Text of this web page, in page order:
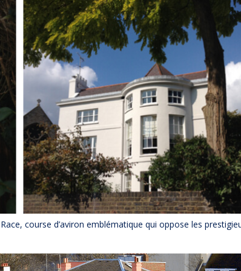
course d’aviron emblématique qui oppose les